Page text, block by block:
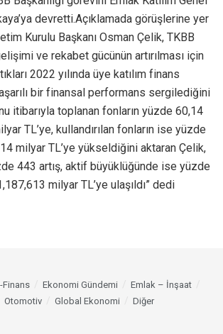
devretti.Açıklamada görüşlerine yer
Kurulu Başkanı Osman Çelik, TKBB
ve rekabet gücünün artırılması için
2022 yılında üye katılım finans
bir finansal performans sergilediğini
itibarıyla toplanan fonların yüzde 60,14
TL’ye, kullandırılan fonların ise yüzde
milyar TL’ye yükseldiğini aktaran Çelik,
443 artış, aktif büyüklüğünde ise yüzde
milyar TL’ye ulaşıldı” dedi
Finans Ekonomi Gündemi
Emlak – İnşaat
Otomotiv Global Ekonomi Diğer